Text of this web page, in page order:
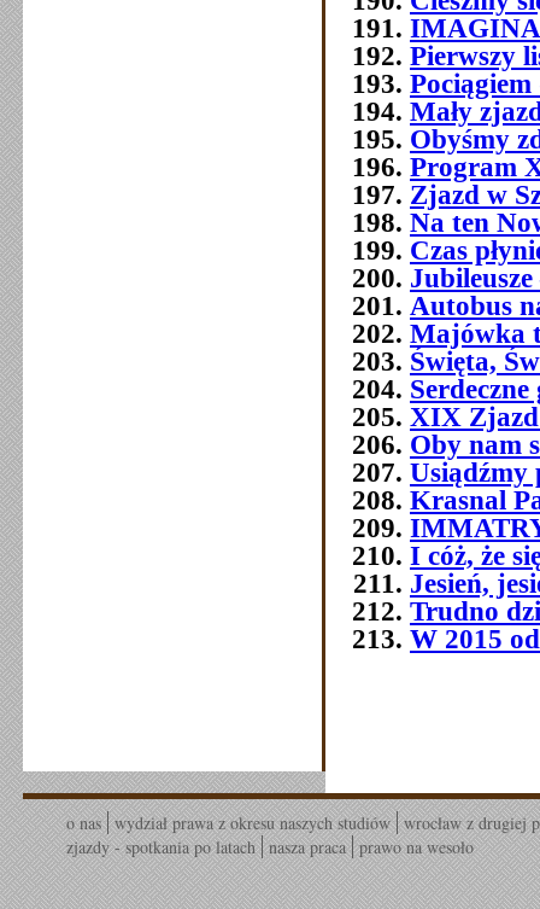
Pierwszy
Mały
Obyśmy
Program
Zjazd w
Na ten
Czas
Autobus
Majówka
Święta,
XIX Zjazd
Oby nam
Usiądźmy
Krasnal
I cóż, że
Jesień,
Trudno
W 2015
o nas wydział prawa z okresu naszych studiów wrocław z drugiej
zjazdy - spotkania po latach nasza praca prawo na wesoło